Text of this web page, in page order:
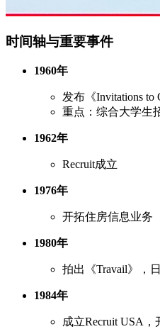
时间轴与重要事件
1960年
发布《Invitations to
重点：综合大学生
1962年
Recruit成立
1976年
开拓住房信息业务
1980年
拍出《Travail》，
1984年
成立Recruit USA